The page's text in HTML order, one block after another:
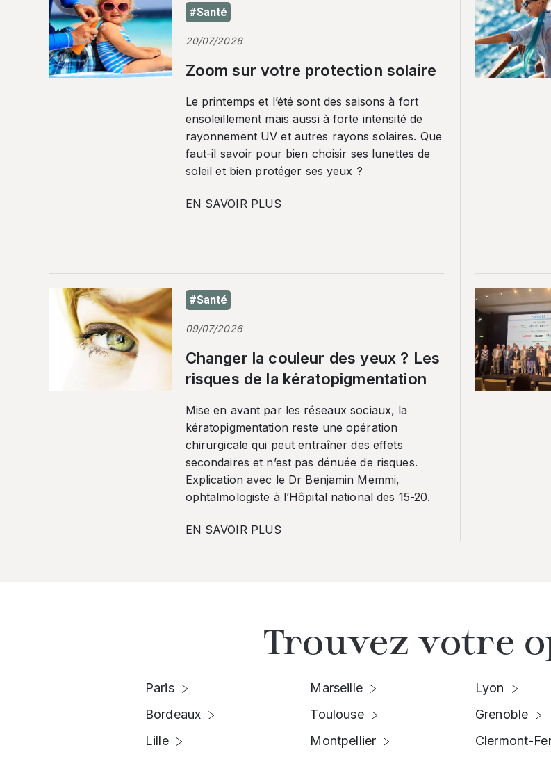
#Santé
20/07/2026
Zoom sur votre protection solaire
Le printemps et l’été sont des saisons à fort
ensoleillement mais aussi à forte intensité de
rayonnement UV et autres rayons solaires. Que
faut-il savoir pour bien choisir ses lunettes de
soleil et bien protéger ses yeux ?
EN SAVOIR PLUS
#Santé
09/07/2026
Changer la couleur des yeux ? Les
risques de la kératopigmentation
Mise en avant par les réseaux sociaux, la
kératopigmentation reste une opération
chirurgicale qui peut entraîner des effets
secondaires et n’est pas dénuée de risques.
Explication avec le Dr Benjamin Memmi,
ophtalmologiste à l’Hôpital national des 15-20.
EN SAVOIR PLUS
Trouvez votre
Paris
Bordeaux
Lille
Marseille
Toulouse
Montpellier
Lyon
Grenoble
Clermont-